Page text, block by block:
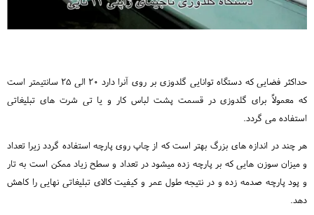
حداکثر فضایی که دستگاه توانایی گلدوزی بر روی آنرا دارد 20 الی 25 سانتیمتر است
که معمولاً برای گلدوزی در قسمت پشت لباس کار و یا تی شرت های تبلیغاتی
استفاده می گردد.
هر چند در اندازه های بزرگ بهتر است که از چاپ روی پارچه استفاده گردد زیرا تعداد
و میزان سوزن هایی که بر پارچه زده میشود در تعداد و سطح زیاد ممکن است به تار
و پود پارچه صدمه زده و در نتیجه طول عمر و کیفیت کالای تبلیغاتی نهایی را کاهش
دهد.